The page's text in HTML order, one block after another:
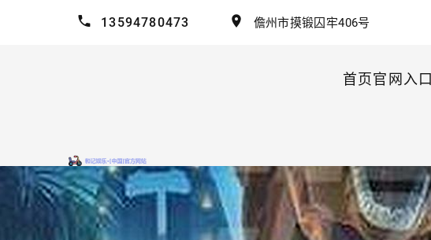
13594780473 儋州市摸锻囚牢406号
首页官网入口